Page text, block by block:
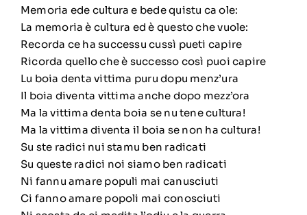
Memoria ede cultura e bede quistu ca ole:
La memoria è cultura ed è questo che vuole:
Recorda ce ha successu cussì pueti capire
Ricorda quello che è successo così puoi capire
Lu boia denta vittima puru dopu menz’ura
Il boia diventa vittima anche dopo mezz’ora
Ma la vittima denta boia se nu tene cultura!
Ma la vittima diventa il boia se non ha cultura!
Su ste radici nui stamu ben radicati
Su queste radici noi siamo ben radicati
Ni fannu amare populi mai canusciuti
Ci fanno amare popoli mai conosciuti